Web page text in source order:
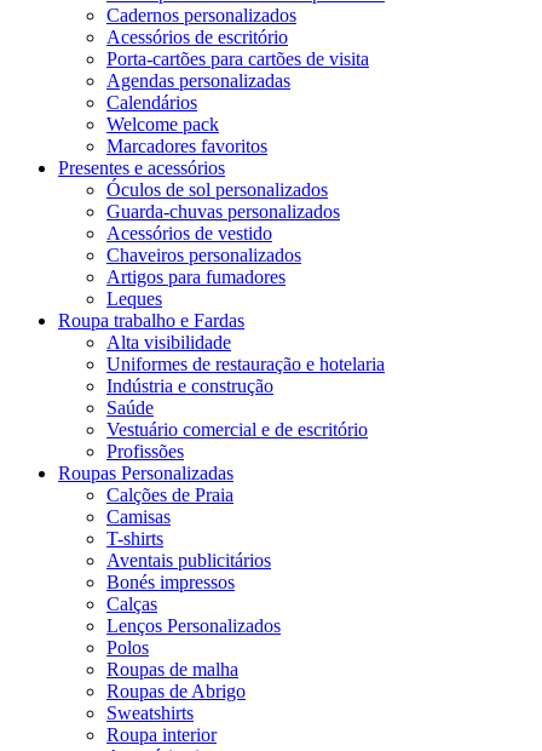
Cadernos personalizados
Acessórios de escritório
Porta-cartões para cartões de visita
Agendas personalizadas
Calendários
Welcome pack
Marcadores favoritos
Presentes e acessórios
Óculos de sol personalizados
Guarda-chuvas personalizados
Acessórios de vestido
Chaveiros personalizados
Artigos para fumadores
Leques
Roupa trabalho e Fardas
Alta visibilidade
Uniformes de restauração e hotelaria
Indústria e construção
Saúde
Vestuário comercial e de escritório
Profissões
Roupas Personalizadas
Calções de Praia
Camisas
T-shirts
Aventais publicitários
Bonés impressos
Calças
Lenços Personalizados
Polos
Roupas de malha
Roupas de Abrigo
Sweatshirts
Roupa interior